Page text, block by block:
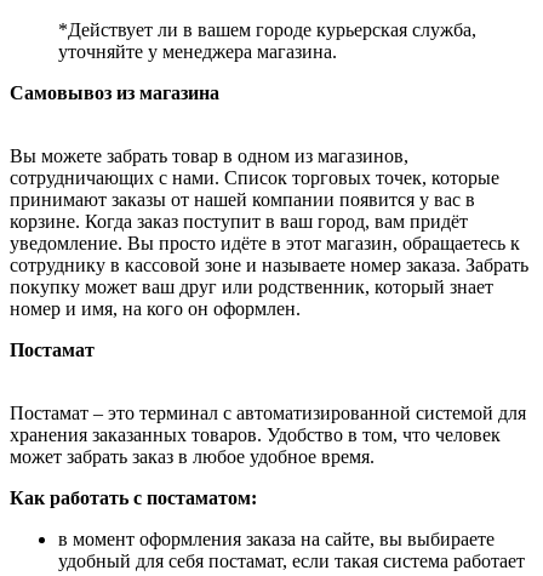
*Действует ли в вашем городе курьерская служба,
уточняйте у менеджера магазина.
Самовывоз из магазина
Вы можете забрать товар в одном из магазинов,
сотрудничающих с нами. Список торговых точек, которые
принимают заказы от нашей компании появится у вас в
корзине. Когда заказ поступит в ваш город, вам придёт
уведомление. Вы просто идёте в этот магазин, обращаетесь к
сотруднику в кассовой зоне и называете номер заказа. Забрать
покупку может ваш друг или родственник, который знает
номер и имя, на кого он оформлен.
Постамат
Постамат – это терминал с автоматизированной системой для
хранения заказанных товаров. Удобство в том, что человек
может забрать заказ в любое удобное время.
Как работать с постаматом:
в момент оформления заказа на сайте, вы выбираете
удобный для себя постамат, если такая система работает